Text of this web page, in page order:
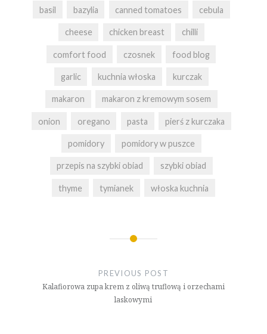
basil bazylia canned tomatoes cebula
cheese chicken breast chilli
comfort food czosnek food blog
garlic kuchnia włoska kurczak
makaron makaron z kremowym sosem
onion oregano pasta pierś z kurczaka
pomidory pomidory w puszce
przepis na szybki obiad szybki obiad
thyme tymianek włoska kuchnia
PREVIOUS POST
Kalafiorowa zupa krem z oliwą truflową i orzechami
laskowymi